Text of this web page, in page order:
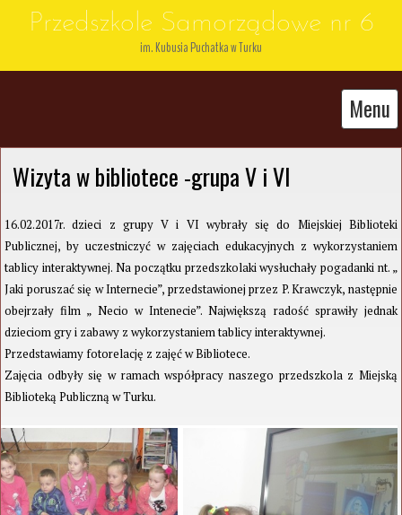
Przedszkole Samorządowe nr 6
im. Kubusia Puchatka w Turku
Menu
Wizyta w bibliotece -grupa V i VI
16.02.2017r. dzieci z grupy V i VI wybrały się do Miejskiej Biblioteki
Publicznej, by uczestniczyć w zajęciach edukacyjnych z wykorzystaniem
tablicy interaktywnej. Na początku przedszkolaki wysłuchały pogadanki nt. „
Jaki poruszać się w Internecie”, przedstawionej przez P. Krawczyk, następnie
obejrzały film „ Necio w Intenecie”. Największą radość sprawiły jednak
dzieciom gry i zabawy z wykorzystaniem tablicy interaktywnej.
Przedstawiamy fotorelację z zajęć w Bibliotece.
Zajęcia odbyły się w ramach współpracy naszego przedszkola z Miejską
Biblioteką Publiczną w Turku.